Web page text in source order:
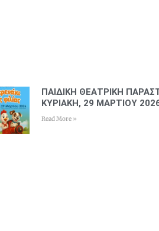
ΠΑΙΔΙΚΗ ΘΕΑΤΡΙΚΗ
ΚΥΡΙΑΚΗ, 29 ΜΑΡΤΙΟΥ
Read More »